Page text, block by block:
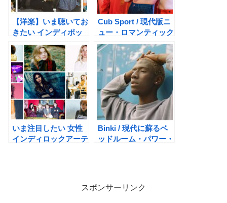
【洋楽】いま聴いてお
きたい インディポッ
プバンド 9選【2020】
Cub Sport / 現代版ニ
ュー・ロマンティック
ポップバンド
いま注目したい 女性
インディロックアーテ
Binki / 現代に蘇るベ
ッドルーム・パワー・
スポンサーリンク